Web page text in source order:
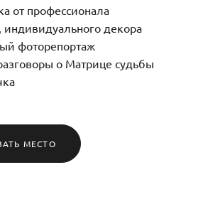
от профессионала
индивидуального декора
фоторепортаж
о Матрице судьбы
МЕСТО